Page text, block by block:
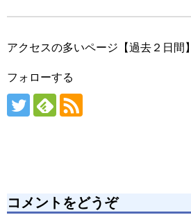
アクセスの多いページ【過去２日間】
フォローする
コメントをどうぞ